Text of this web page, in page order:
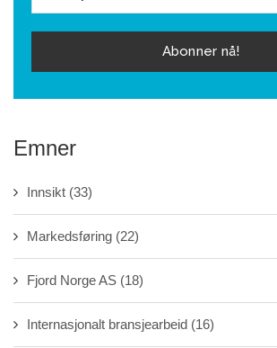
Emner
Innsikt (33)
Markedsføring (22)
Fjord Norge AS (18)
Internasjonalt bransjearbeid (16)